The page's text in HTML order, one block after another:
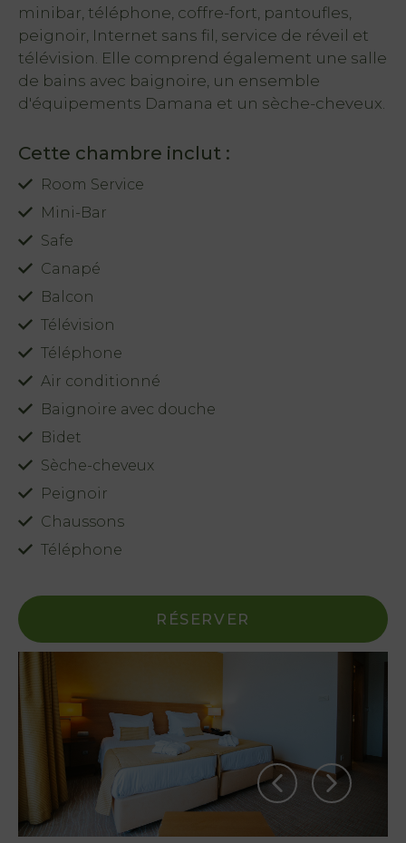
PT
Accueil
Chambres
Natura
Club &
Spa
minibar, téléphone, coffre-fort, pantoufles,
peignoir, Internet sans fil, service de réveil et
télévision. Elle comprend également une salle
de bains avec baignoire, un ensemble
d'équipements Damana et un sèche-cheveux.
Cette chambre inclut :
Room Service
Mini-Bar
Safe
Canapé
Balcon
Télévision
Téléphone
Air conditionné
Baignoire avec douche
Bidet
Sèche-cheveux
Peignoir
Chaussons
Téléphone
RÉSERVER